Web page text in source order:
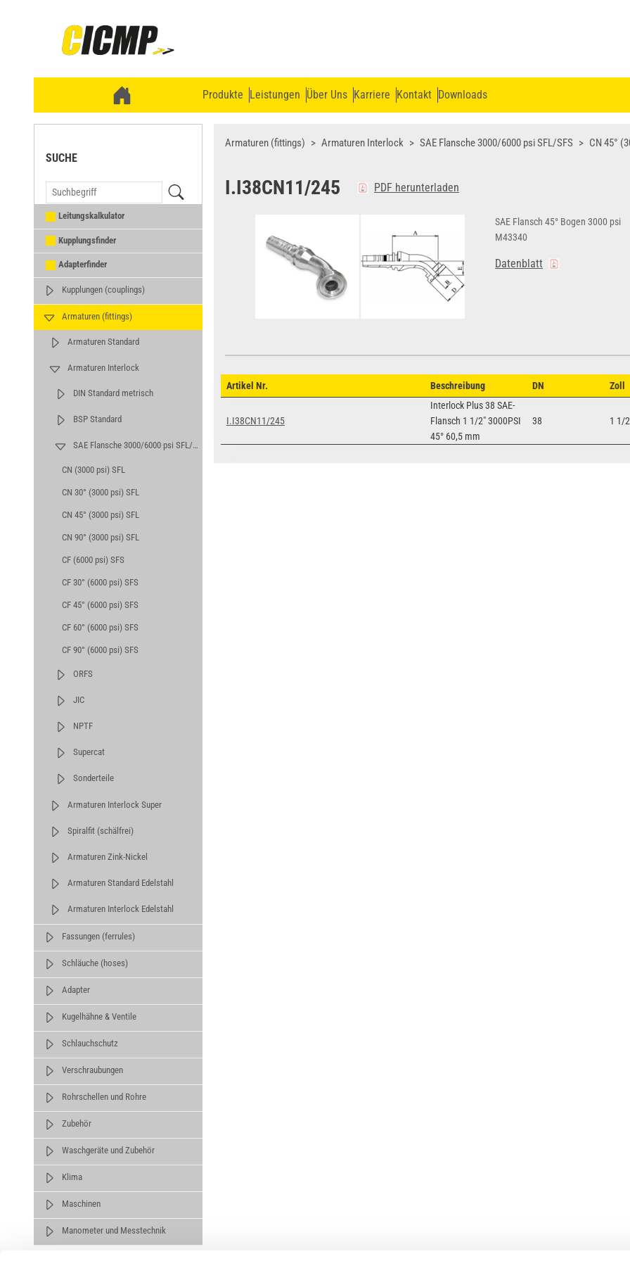
Produkte Leistungen Über Uns Karriere Kontakt Downloads
SUCHE
Leitungskalkulator
Kupplungsfinder
Adapterfinder
Kupplungen (couplings)
Armaturen (fittings)
Armaturen Standard
Armaturen Interlock
DIN Standard metrisch
BSP Standard
SAE Flansche 3000/6000 psi SFL/SFS
CN (3000 psi) SFL
CN 30° (3000 psi) SFL
CN 45° (3000 psi) SFL
CN 90° (3000 psi) SFL
CF (6000 psi) SFS
CF 30° (6000 psi) SFS
CF 45° (6000 psi) SFS
CF 60° (6000 psi) SFS
CF 90° (6000 psi) SFS
ORFS
JIC
NPTF
Supercat
Sonderteile
Armaturen Interlock Super
Spiralfit (schälfrei)
Armaturen Zink-Nickel
Armaturen Standard Edelstahl
Armaturen Interlock Edelstahl
Fassungen (ferrules)
Schläuche (hoses)
Adapter
Kugelhähne & Ventile
Schlauchschutz
Verschraubungen
Rohrschellen und Rohre
Zubehör
Waschgeräte und Zubehör
Klima
Maschinen
Manometer und Messtechnik
Armaturen (fittings) Armaturen Interlock SAE Flansche 3000/6000 psi SFL/SFS CN 45°
I.I38CN11/245 PDF herunterladen
SAE Flansch 45° Bogen 3000 psi
M43340
Datenblatt
Artikel Nr. Beschreibung DN Zoll
I.I38CN11/245
Interlock Plus 38 SAE-
Flansch 1 1/2" 3000PSI
45° 60,5 mm
38 1 1/